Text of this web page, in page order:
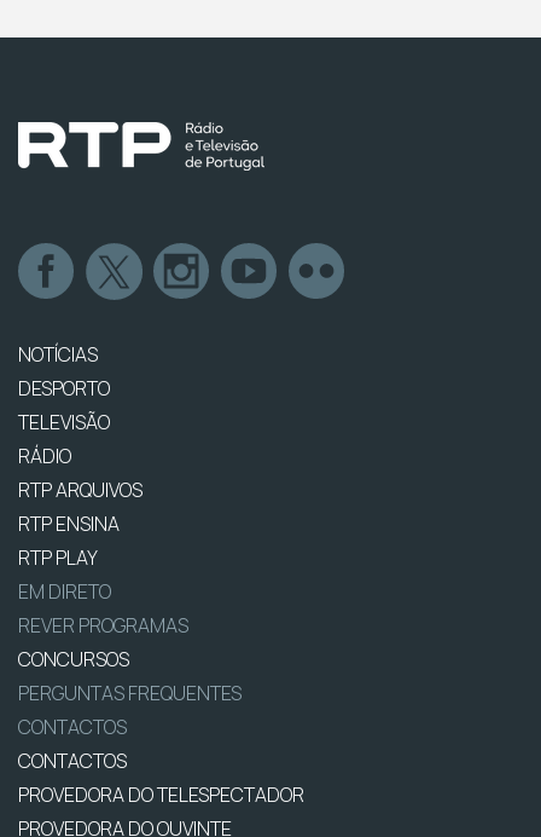
NOTÍCIAS
DESPORTO
TELEVISÃO
RÁDIO
RTP ARQUIVOS
RTP ENSINA
RTP PLAY
EM DIRETO
REVER PROGRAMAS
CONCURSOS
PERGUNTAS FREQUENTES
CONTACTOS
CONTACTOS
PROVEDORA DO TELESPECTADOR
PROVEDORA DO OUVINTE